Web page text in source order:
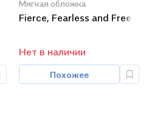
Мягкая обложка
Fierce, Fearless and Free
Нет в наличии
Похожее